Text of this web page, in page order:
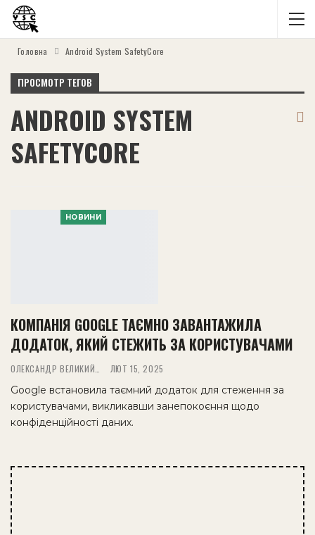
Головна Android System SafetyCore
ПРОСМОТР ТЕГОВ
ANDROID SYSTEM
SAFETYCORE
НОВИНИ
КОМПАНІЯ GOOGLE ТАЄМНО ЗАВАНТАЖИЛА
ДОДАТОК, ЯКИЙ СТЕЖИТЬ ЗА КОРИСТУВАЧАМИ
ЛЮТ 15, 2025
Google встановила таємний додаток для стеження за
користувачами, викликавши занепокоєння щодо
конфіденційності даних.